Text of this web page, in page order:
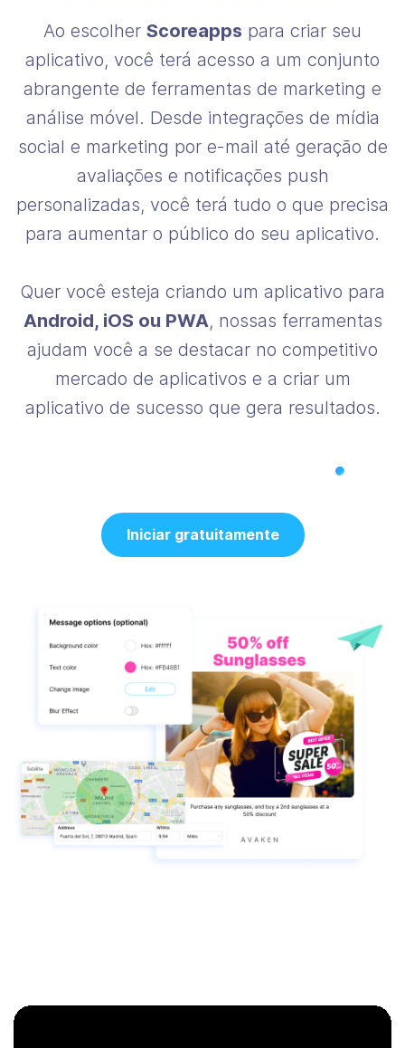
Ao escolher Scoreapps para criar seu
aplicativo, você terá acesso a um conjunto
abrangente de ferramentas de marketing e
análise móvel. Desde integrações de mídia
social e marketing por e-mail até geração de
avaliações e notificações push
personalizadas, você terá tudo o que precisa
para aumentar o público do seu aplicativo.
Quer você esteja criando um aplicativo para
Android, iOS ou PWA, nossas ferramentas
ajudam você a se destacar no competitivo
mercado de aplicativos e a criar um
aplicativo de sucesso que gera resultados.
Iniciar gratuitamente